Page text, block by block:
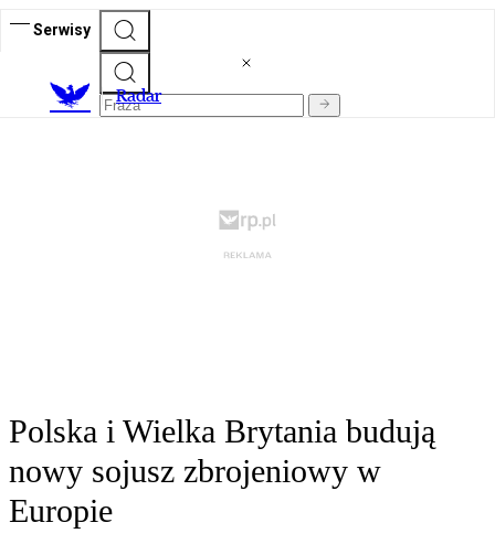
Serwisy
Radar
Polska i Wielka Brytania budują
nowy sojusz zbrojeniowy w
Europie